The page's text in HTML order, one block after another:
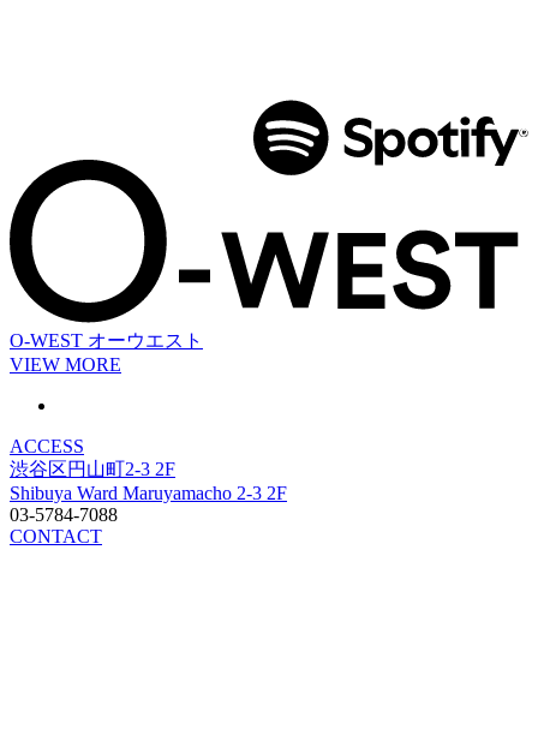
O-WEST オーウエスト
VIEW MORE
ACCESS
渋谷区円山町2-3 2F
Shibuya Ward Maruyamacho 2-3 2F
03-5784-7088
CONTACT